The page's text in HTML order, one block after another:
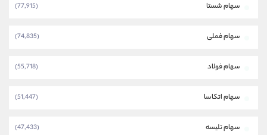
سهام شستا (77,915)
سهام فملی (74,835)
سهام فولاد (55,718)
سهام اتکاسا (51,447)
سهام تلیسه (47,433)